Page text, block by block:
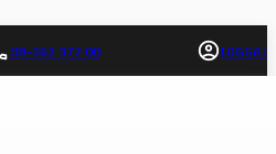
08-562 372 00 LOGGA IN